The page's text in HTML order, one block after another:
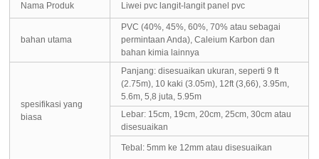
Nama Produk Liwei pvc langit-langit panel pvc
bahan utama
PVC (40%, 45%, 60%, 70% atau sebagai
permintaan Anda), Caleium Karbon dan
bahan kimia lainnya
spesifikasi yang
biasa
Panjang: disesuaikan ukuran, seperti 9 ft
(2.75m), 10 kaki (3.05m), 12ft (3,66), 3.95m,
5.6m, 5,8 juta, 5.95m
Lebar: 15cm, 19cm, 20cm, 25cm, 30cm atau
disesuaikan
Tebal: 5mm ke 12mm atau disesuaikan